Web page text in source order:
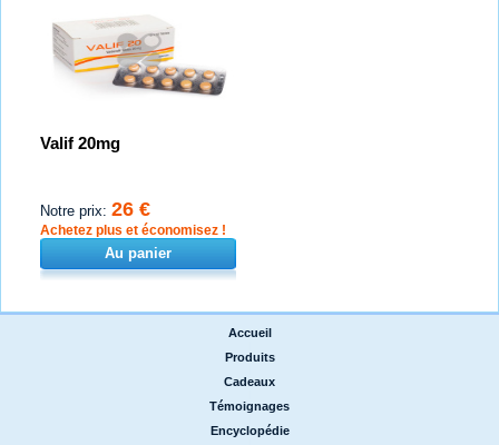
Valif 20mg
Notre prix: 26 €
Achetez plus et économisez !
Au panier
Accueil
Produits
Cadeaux
Témoignages
Encyclopédie